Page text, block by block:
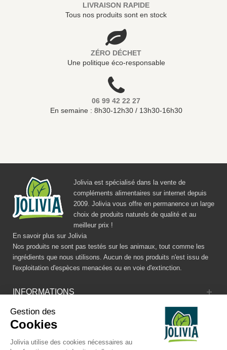
LIVRAISON RAPIDE
Tous nos produits sont en stock
ZÉRO DÉCHET
Une politique éco-responsable
06 99 42 22 27
En semaine : 8h30-12h30 / 13h30-16h30
Jolivia est spécialisé dans la vente de
compléments alimentaires sur internet depuis
2009. Jolivia vous offre en permanence un large
choix de produits naturels de qualité et au
meilleur prix !
En savoir plus sur Jolivia
Nos produits ne sont pas testés sur les animaux, tout comme les
ingrédients que nous utilisons. Aucun de nos produits n'est issu de
l'exploitation d'espèces menacées ou en voie d'extinction.
INFORMATIONS
CATALOGUE
RÉSEAUX SOCIAUX
Gestion des
Cookies
Jolivia utilise des cookies nécessaires au